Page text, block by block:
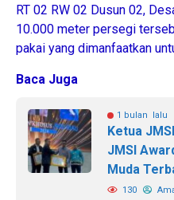
RT 02 RW 02 Dusun 02,
10.000 meter persegi
pakai yang dimanfaatkan
Baca Juga
1 bulan lalu
Ketua
JMSI
Muda
130